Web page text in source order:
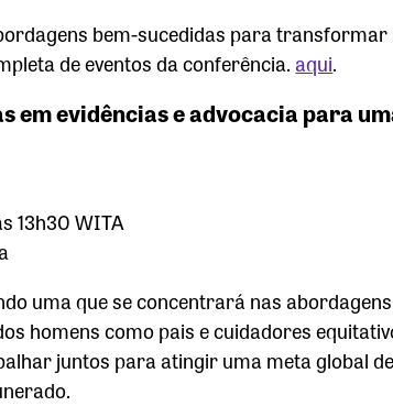
bem-sucedidas para
de eventos da conferência. aqui.
em evidências e advocacia para
13h30 WITA
uma que se concentrará nas
homens como pais e cuidadores
juntos para atingir uma meta global